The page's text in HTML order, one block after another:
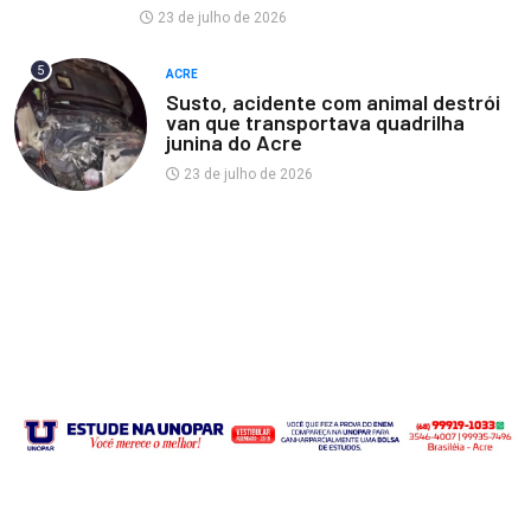
23 de julho de 2026
5 ACRE
Susto, acidente com animal destrói
van que transportava quadrilha
junina do Acre
23 de julho de 2026